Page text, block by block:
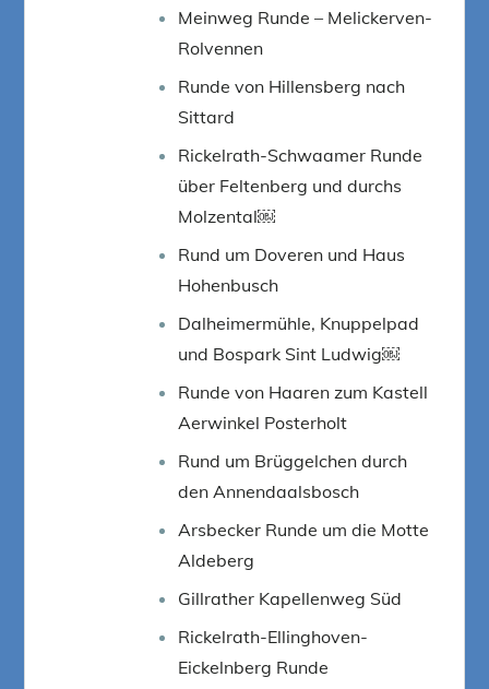
Meinweg Runde – Melickerven-
Rolvennen
Runde von Hillensberg nach
Sittard
Rickelrath-Schwaamer Runde
über Feltenberg und durchs
Molzental￼
Rund um Doveren und Haus
Hohenbusch
Dalheimermühle, Knuppelpad
und Bospark Sint Ludwig￼
Runde von Haaren zum Kastell
Aerwinkel Posterholt
Rund um Brüggelchen durch
den Annendaalsbosch
Arsbecker Runde um die Motte
Aldeberg
Gillrather Kapellenweg Süd
Rickelrath-Ellinghoven-
Eickelnberg Runde